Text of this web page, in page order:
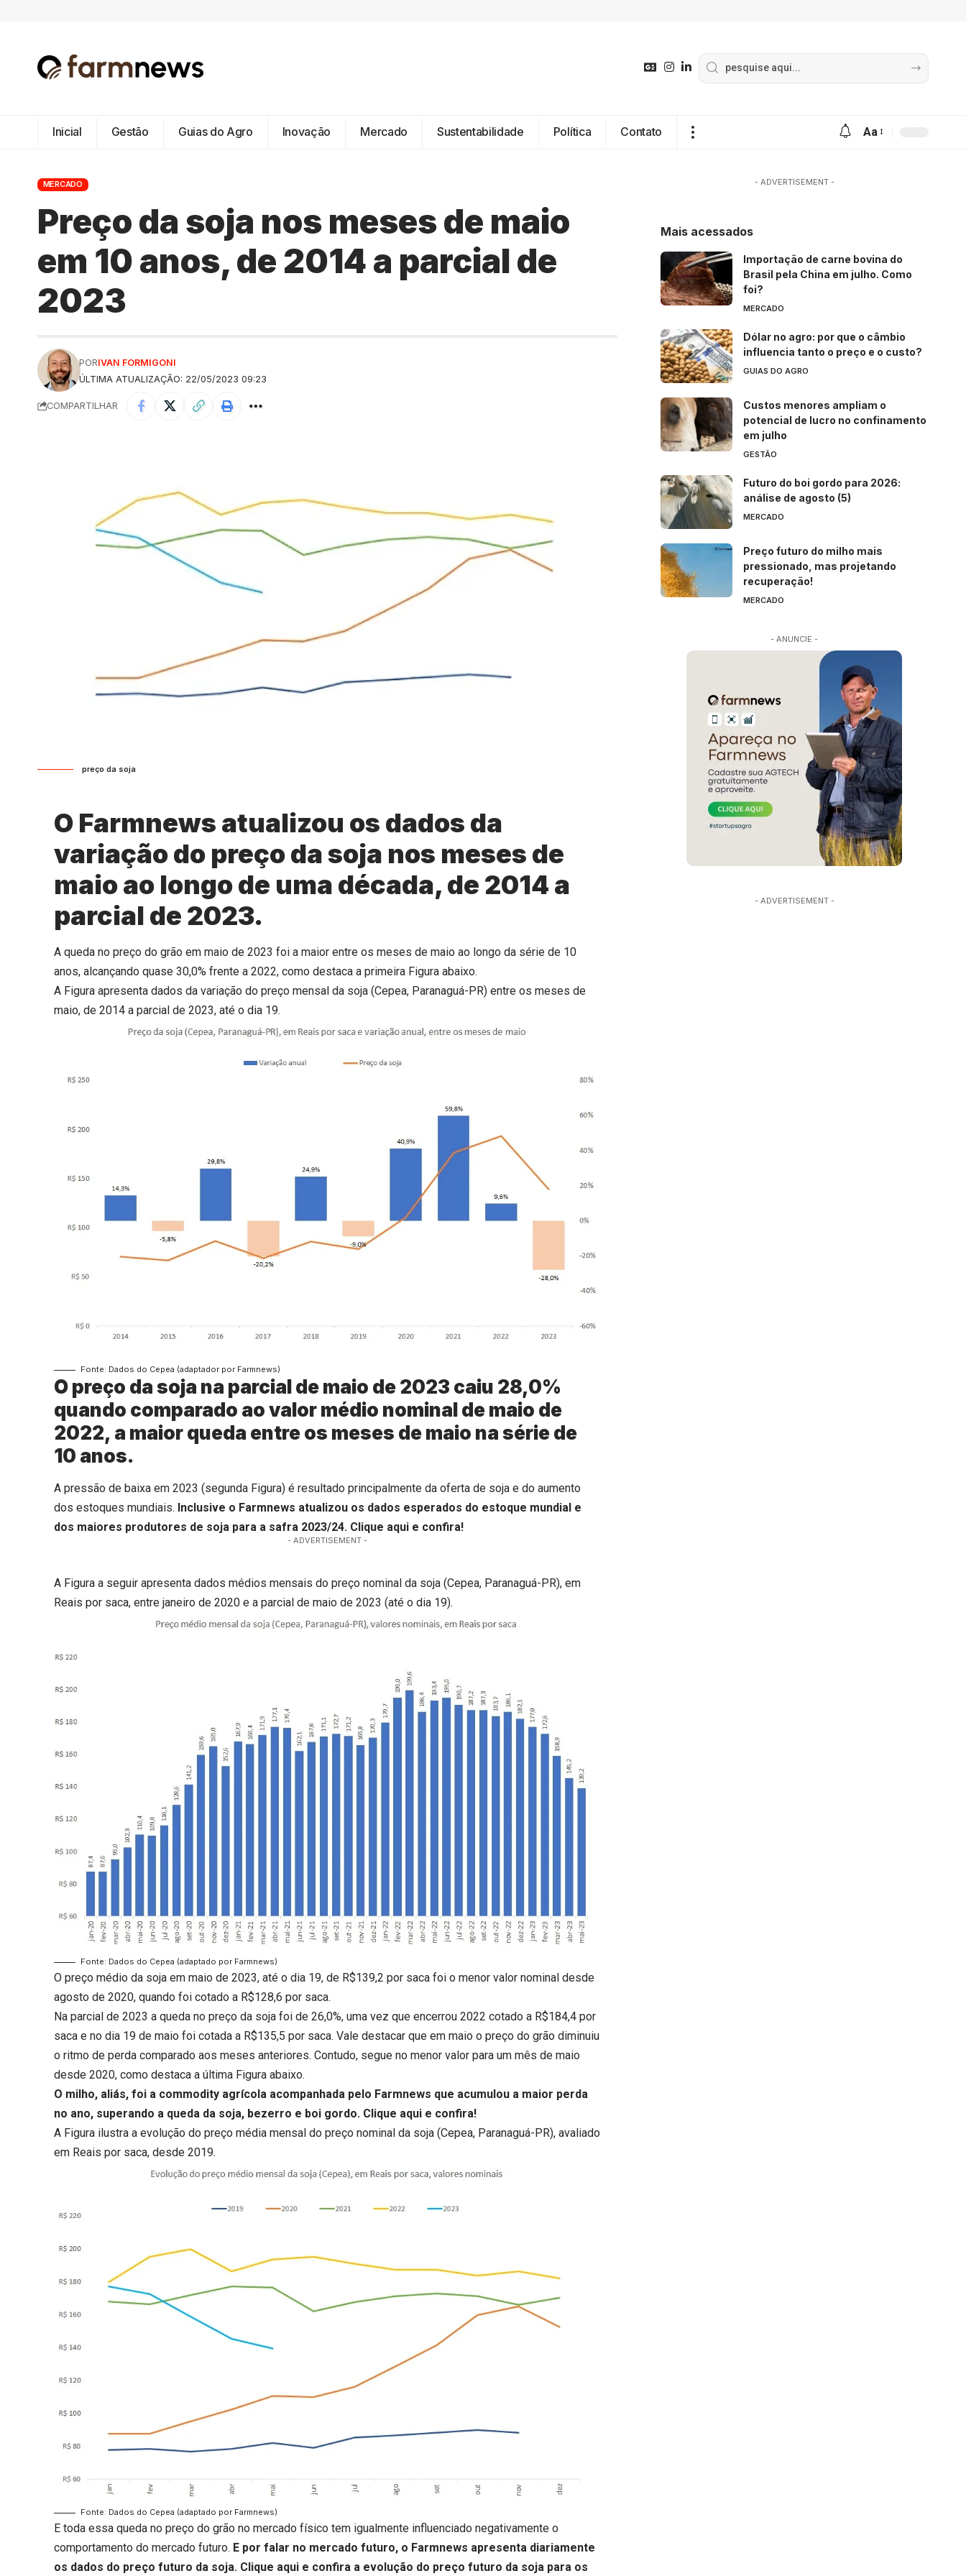
Inicial Gestão Guias do Agro Inovação Mercado Sustentabilidade Política Contato Aa
MERCADO
Preço da soja nos meses de maio
em 10 anos, de 2014 a parcial de
2023
ÚLTIMA ATUALIZAÇÃO: 22/05/2023 09:23
PORIVAN FORMIGONI
COMPARTILHAR
preço da soja
O Farmnews atualizou os dados da
variação do preço da soja nos meses de
maio ao longo de uma década, de 2014 a
parcial de 2023.
A queda no preço do grão em maio de 2023 foi a maior entre os meses de maio ao longo da série de 10
anos, alcançando quase 30,0% frente a 2022, como destaca a primeira Figura abaixo.
A Figura apresenta dados da variação do preço mensal da soja (Cepea, Paranaguá-PR) entre os meses de
maio, de 2014 a parcial de 2023, até o dia 19.
Fonte: Dados do Cepea (adaptador por Farmnews)
O preço da soja na parcial de maio de 2023 caiu 28,0%
quando comparado ao valor médio nominal de maio de
2022, a maior queda entre os meses de maio na série de
10 anos.
A pressão de baixa em 2023 (segunda Figura) é resultado principalmente da oferta de soja e do aumento
dos estoques mundiais. Inclusive o Farmnews atualizou os dados esperados do estoque mundial e
dos maiores produtores de soja para a safra 2023/24. Clique aqui e confira!
- ADVERTISEMENT -
A Figura a seguir apresenta dados médios mensais do preço nominal da soja (Cepea, Paranaguá-PR), em
Reais por saca, entre janeiro de 2020 e a parcial de maio de 2023 (até o dia 19).
Fonte: Dados do Cepea (adaptado por Farmnews)
O preço médio da soja em maio de 2023, até o dia 19, de R$139,2 por saca foi o menor valor nominal desde
agosto de 2020, quando foi cotado a R$128,6 por saca.
Na parcial de 2023 a queda no preço da soja foi de 26,0%, uma vez que encerrou 2022 cotado a R$184,4 por
saca e no dia 19 de maio foi cotada a R$135,5 por saca. Vale destacar que em maio o preço do grão diminuiu
o ritmo de perda comparado aos meses anteriores. Contudo, segue no menor valor para um mês de maio
desde 2020, como destaca a última Figura abaixo.
O milho, aliás, foi a commodity agrícola acompanhada pelo Farmnews que acumulou a maior perda
no ano, superando a queda da soja, bezerro e boi gordo. Clique aqui e confira!
A Figura ilustra a evolução do preço média mensal do preço nominal da soja (Cepea, Paranaguá-PR), avaliado
em Reais por saca, desde 2019.
Fonte: Dados do Cepea (adaptado por Farmnews)
E toda essa queda no preço do grão no mercado físico tem igualmente influenciado negativamente o
comportamento do mercado futuro. E por falar no mercado futuro, o Farmnews apresenta diariamente
os dados do preço futuro da soja. Clique aqui e confira a evolução do preço futuro da soja para os
- ADVERTISEMENT -
Mais acessados
Importação de carne bovina do
Brasil pela China em julho. Como
foi?
MERCADO
Dólar no agro: por que o câmbio
influencia tanto o preço e o custo?
GUIAS DO AGRO
Custos menores ampliam o
potencial de lucro no confinamento
em julho
GESTÃO
Futuro do boi gordo para 2026:
análise de agosto (5)
MERCADO
Preço futuro do milho mais
pressionado, mas projetando
recuperação!
MERCADO
- ANUNCIE -
- ADVERTISEMENT -